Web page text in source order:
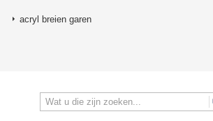
acryl breien garen